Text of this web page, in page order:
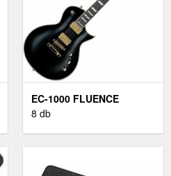
EC-1000 FLUENCE
BLACK
8 db